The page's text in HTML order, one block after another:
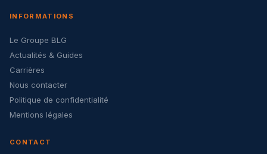
INFORMATIONS
Le Groupe BLG
Actualités & Guides
Carrières
Nous contacter
Politique de confidentialité
Mentions légales
CONTACT